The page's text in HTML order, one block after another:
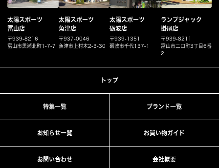
太陽スポーツ
富山店
〒939-8216
富山市黒瀬北町1-7-7
太陽スポーツ
魚津店
〒937-0046
魚津市上村木2-3-30
太陽スポーツ
砺波店
〒939-1351
砺波市千代137-1
ランプジャック
掛尾店
〒939-8211
富山市二口町3丁目6番
2
トップ
特集一覧 ブランド一覧
お知らせ一覧 お買い物ガイド
お問い合わせ 会社概要